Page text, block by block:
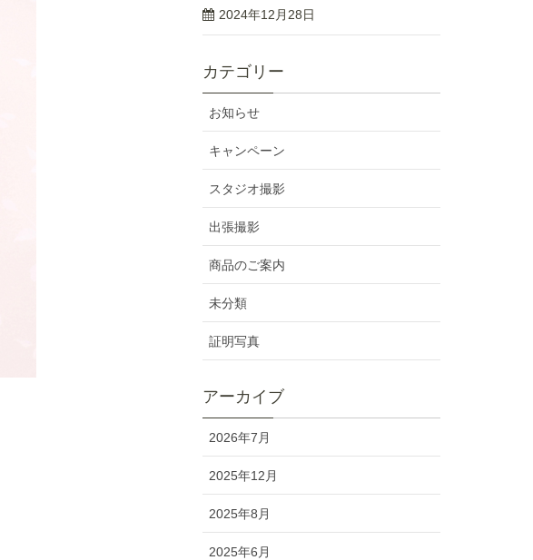
2024年12月28日
カテゴリー
お知らせ
キャンペーン
スタジオ撮影
出張撮影
商品のご案内
未分類
証明写真
アーカイブ
2026年7月
2025年12月
2025年8月
2025年6月